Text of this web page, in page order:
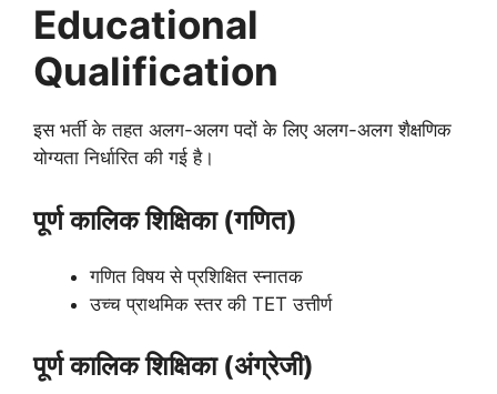
Educational
Qualification
इस भर्ती के तहत अलग-अलग पदों के लिए अलग-अलग शैक्षणिक
योग्यता निर्धारित की गई है।
पूर्ण कालिक शिक्षिका (गणित)
गणित विषय से प्रशिक्षित स्नातक
उच्च प्राथमिक स्तर की TET उत्तीर्ण
पूर्ण कालिक शिक्षिका (अंग्रेजी)